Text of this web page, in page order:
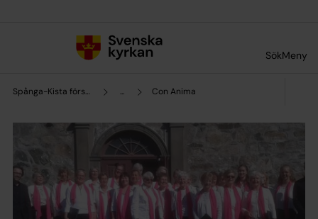
SökMeny
Spånga-Kista församling ... Con Anima